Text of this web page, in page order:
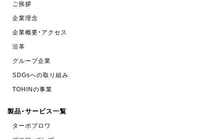
ご挨拶
企業理念
企業概要・アクセス
沿革
グループ企業
SDGsへの取り組み
TOHINの事業
製品・サービス一覧
ターボブロワ